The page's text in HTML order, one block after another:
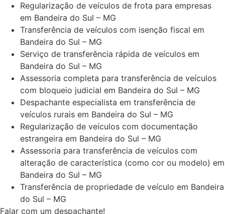
Regularização de veículos de frota para empresas
em Bandeira do Sul – MG
Transferência de veículos com isenção fiscal em
Bandeira do Sul – MG
Serviço de transferência rápida de veículos em
Bandeira do Sul – MG
Assessoria completa para transferência de veículos
com bloqueio judicial em Bandeira do Sul – MG
Despachante especialista em transferência de
veículos rurais em Bandeira do Sul – MG
Regularização de veículos com documentação
estrangeira em Bandeira do Sul – MG
Assessoria para transferência de veículos com
alteração de característica (como cor ou modelo) em
Bandeira do Sul – MG
Transferência de propriedade de veículo em Bandeira
do Sul – MG
Falar com um despachante!